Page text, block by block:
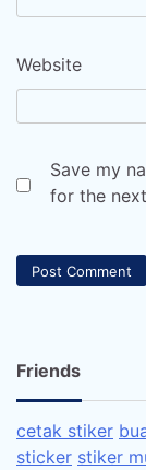
Website
Save my
for the
Friends
cetak stiker
sticker stiker